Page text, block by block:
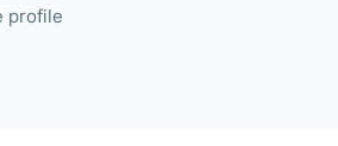
profile